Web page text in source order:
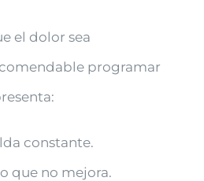
el dolor sea
programar
constante.
que no mejora.